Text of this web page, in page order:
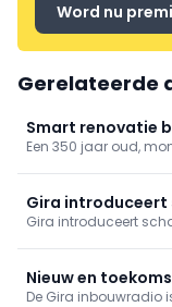
Word nu
Gerelateerde
Smart renovatie
wevershuis nieuw
Een 350 jaar oud,
interieur. Gira-
biedt discreet
Gira introduceert
Gira introduceert
eenvoudige
Nieuw en
De Gira inbouwradio